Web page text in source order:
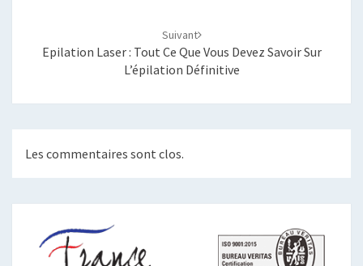
Suivant
Epilation Laser : Tout Ce Que Vous Devez Savoir Sur
L’épilation Définitive
Les commentaires sont clos.